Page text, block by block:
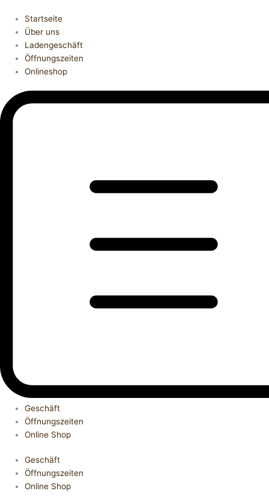
Startseite
Über uns
Ladengeschäft
Öffnungszeiten
Onlineshop
Geschäft
Öffnungszeiten
Online Shop
Geschäft
Öffnungszeiten
Online Shop